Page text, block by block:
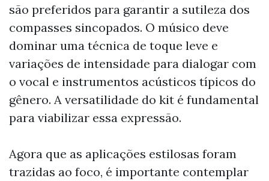
são preferidos para garantir a sutileza dos
compasses sincopados. O músico deve
dominar uma técnica de toque leve e
variações de intensidade para dialogar com
o vocal e instrumentos acústicos típicos do
gênero. A versatilidade do kit é fundamental
para viabilizar essa expressão.
Agora que as aplicações estilosas foram
trazidas ao foco, é importante contemplar